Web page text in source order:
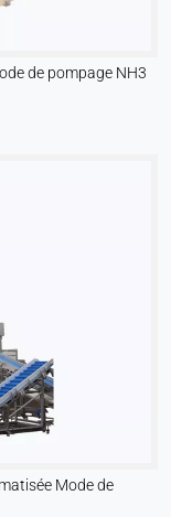
de pompage NH3
Mode de